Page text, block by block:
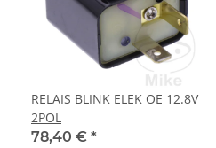
RELAIS BLINK ELEK OE 12.8V
2POL
78,40 € *